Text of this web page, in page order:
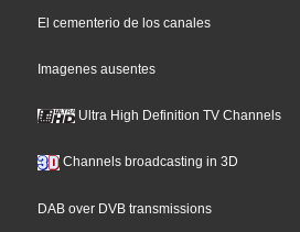
El cementerio de los canales
Imagenes ausentes
Ultra High Definition TV Channels
Channels broadcasting in 3D
DAB over DVB transmissions